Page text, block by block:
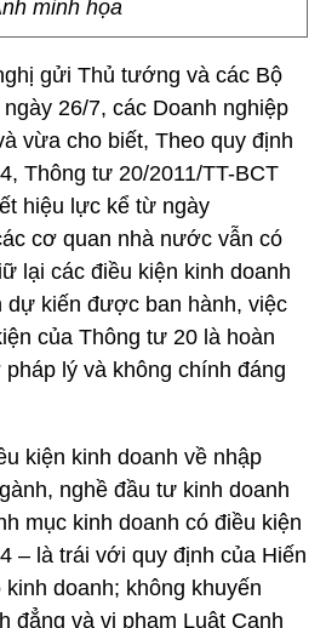
minh họa
gửi Thủ tướng và các Bộ
26/7, các Doanh nghiệp
vừa cho biết, Theo quy định
Thông tư 20/2011/TT-BCT
hiệu lực kể từ ngày
cơ quan nhà nước vẫn có
lại các điều kiện kinh doanh
dự kiến được ban hành, việc
của Thông tư 20 là hoàn
lý và không chính đáng
kiện kinh doanh về nhập
nghề đầu tư kinh doanh
mục kinh doanh có điều kiện
– là trái với quy định của Hiến
doanh; không khuyến
đẳng và vi phạm Luật Cạnh